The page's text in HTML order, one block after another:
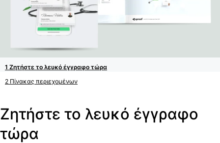
Ζητήστε το λευκό έγγραφο τώρα
Πίνακας περιεχομένων
Ζητήστε το λευκό έγγραφο
τώρα